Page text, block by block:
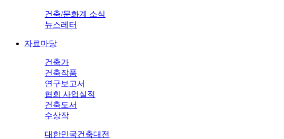
건축/문화계 소식
뉴스레터
자료마당
건축가
건축작품
연구보고서
협회 사업실적
건축도서
수상작
대한민국건축대전